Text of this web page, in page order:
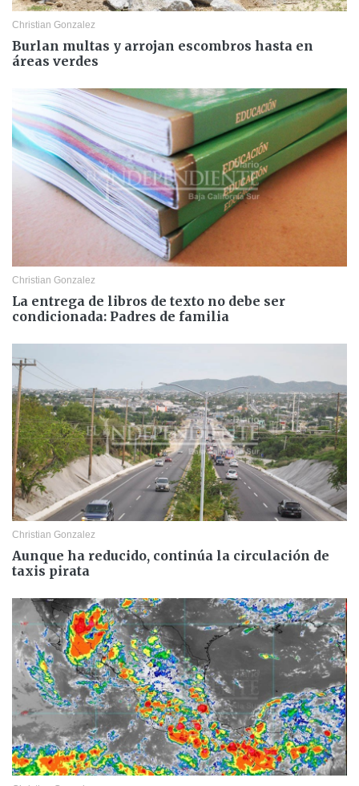
Christian Gonzalez
Burlan multas y arrojan escombros hasta en
áreas verdes
Christian Gonzalez
La entrega de libros de texto no debe ser
condicionada: Padres de familia
Christian Gonzalez
Aunque ha reducido, continúa la circulación de
taxis pirata